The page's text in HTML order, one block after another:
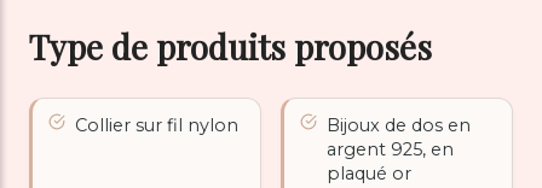
Type de produits proposés
Collier sur fil nylon
Bijoux de dos en
argent 925, en
plaqué or